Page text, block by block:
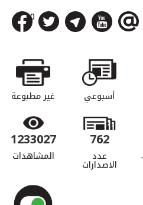
0
أسبوعي غير مطبوعة
762
عدد
الاصدارات
1233027
المشاهدات